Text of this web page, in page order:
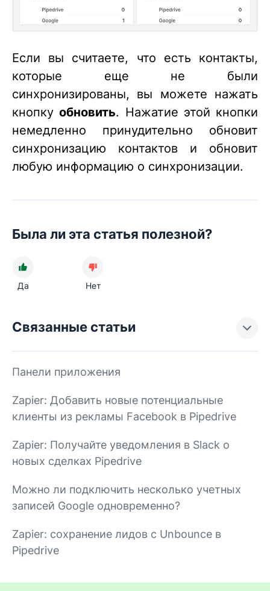
Если вы считаете, что есть контакты,
которые еще не были
синхронизированы, вы можете нажать
кнопкуобновить. Нажатие этой кнопки
немедленно принудительно обновит
синхронизацию контактов и обновит
любую информацию о синхронизации.
Была ли эта статья полезной?
Да Нет
Связанные статьи
Панели приложения
Zapier: Добавить новые потенциальные
клиенты из рекламы Facebook в Pipedrive
Zapier: Получайте уведомления в Slack о
новых сделках Pipedrive
Можно ли подключить несколько учетных
записей Google одновременно?
Zapier: сохранение лидов с Unbounce в
Pipedrive